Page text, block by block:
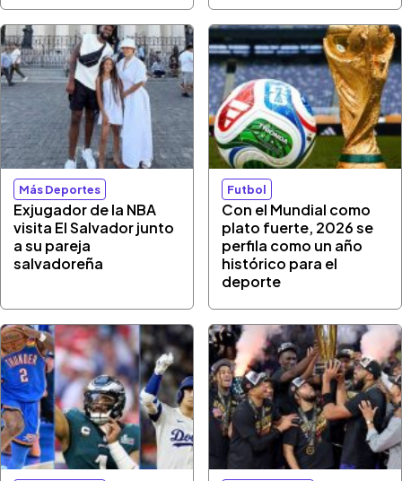
Más Deportes
Exjugador de la NBA
visita El Salvador junto
a su pareja
salvadoreña
Futbol
Con el Mundial como
plato fuerte, 2026 se
perfila como un año
histórico para el
deporte